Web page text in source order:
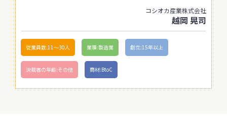
コシオカ産業株式会社
越岡 晃司
従業員数:11〜30人 業種:製造業 創立:15年以上
決裁者の年齢:その他 商材:BtoC